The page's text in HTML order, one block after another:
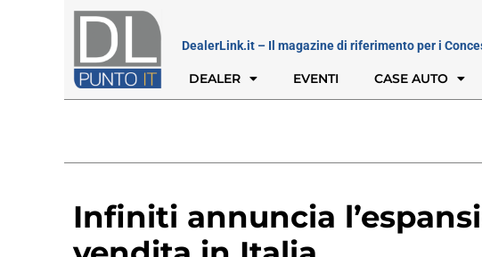
DealerLink.it – Il magazine di riferimento per i
DEALER EVENTI CASE AUTO
Infiniti annuncia